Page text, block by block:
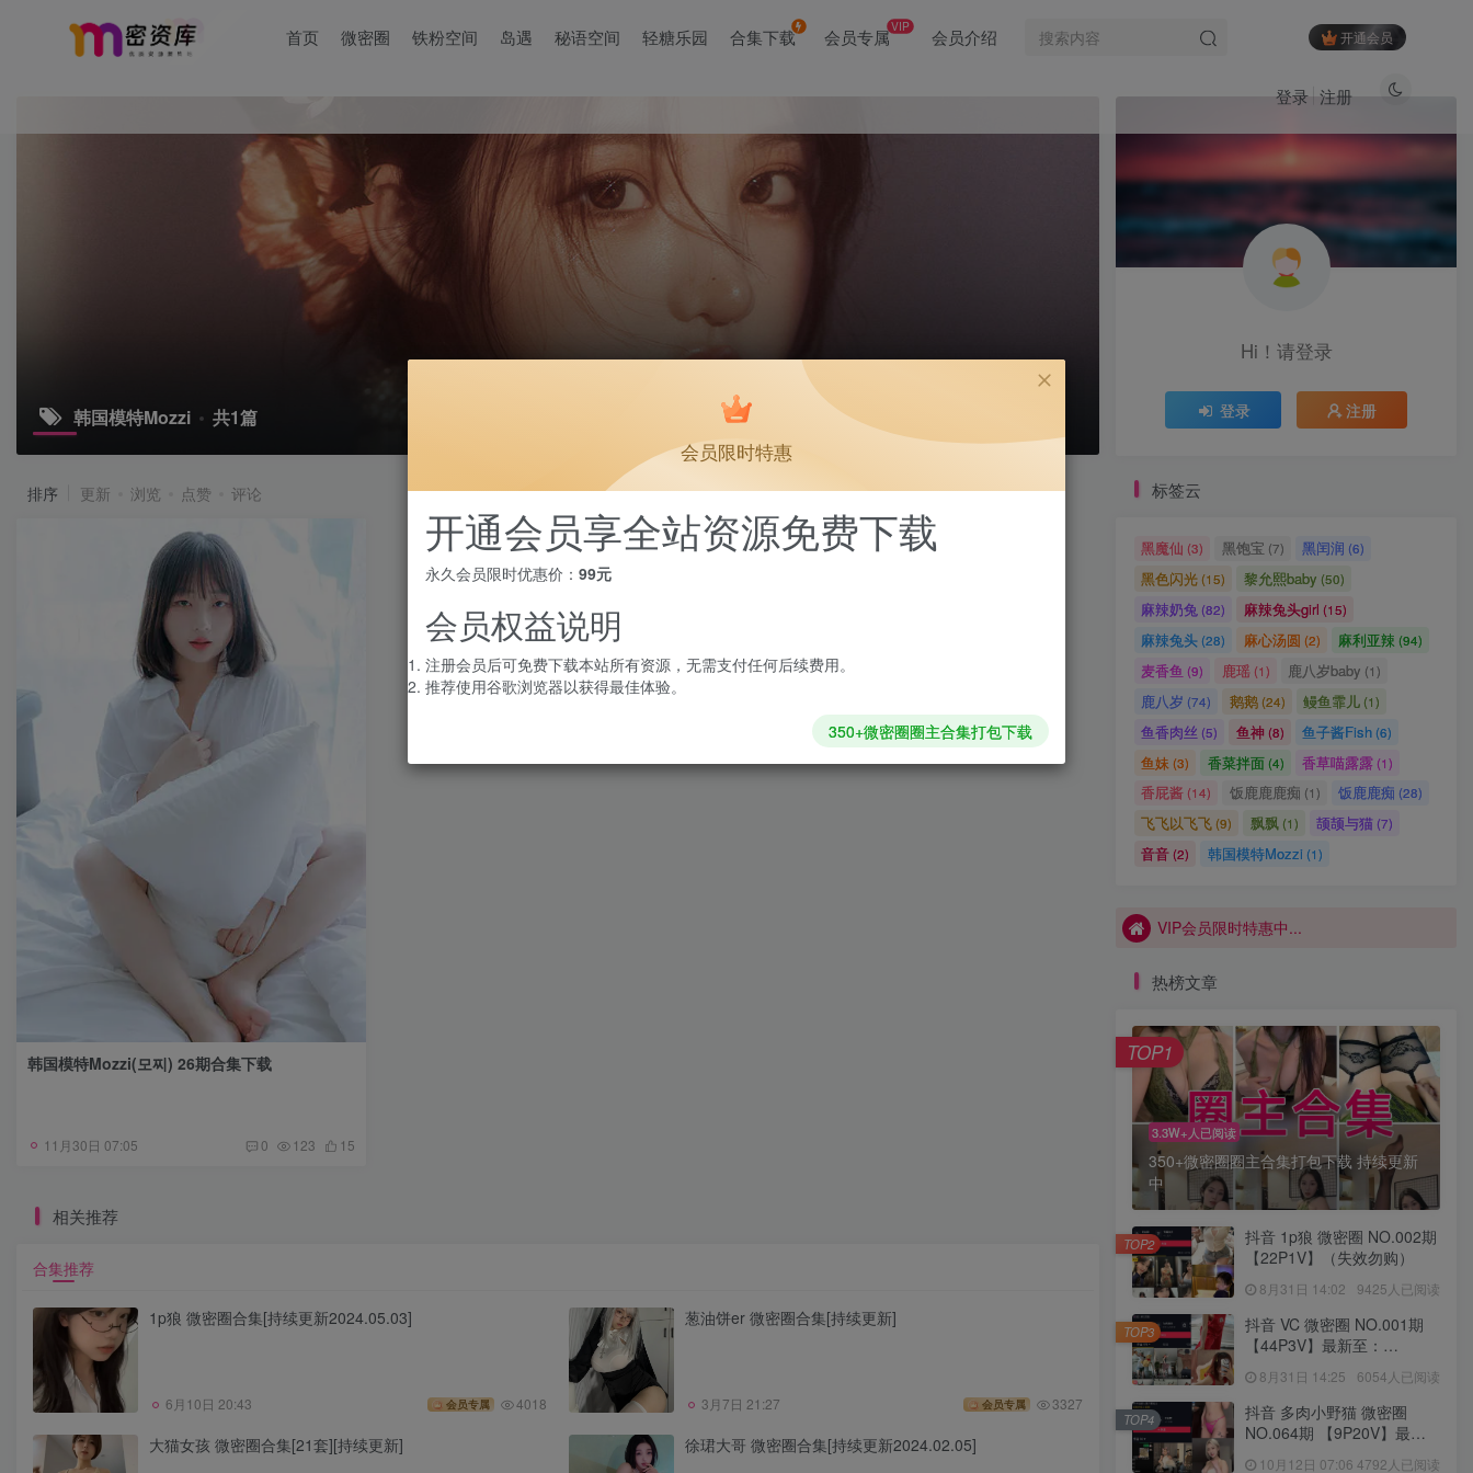
首页 微密圈 铁粉空间 岛遇 秘语空间 轻糖乐园 合集下载 会员专属VIP 会员介绍 开通会员
登录 注册
韩国模特Mozzi 共1篇
排序 更新 浏览 点赞 评论
韩国模特Mozzi(모찌) 26期合集下载
11月30日 07:05 0 123 15
相关推荐
合集推荐
1p狼 微密圈合集[持续更新2024.05.03]
6月10日 20:43 会员专属 4018
葱油饼er 微密圈合集[持续更新]
3月7日 21:27 会员专属 3327
大猫女孩 微密圈合集[21套][持续更新] 徐珺大哥 微密圈合集[持续更新2024.02.05]
(15)
(82) 麻辣兔头girl(15)
麻心汤圆(2)
鹿八岁baby
鱼神 (8) 鱼子酱Fish
(14) 饭鹿鹿鹿痴 饭鹿鹿痴
VIP会员限时特惠中...
Hi！请登录
登录 注册
标签云
黑魔仙 (3) 黑饱宝 (7) 黑闰润 (6)
黑色闪光(15) 黎允熙baby (50)
麻辣奶兔 (82) 麻辣兔头girl (15)
麻辣兔头(28) 麻心汤圆 (2) 麻利亚辣 (94)
麦香鱼 (9) 鹿瑶 (1) 鹿八岁baby (1)
鹿八岁 (74) 鹅鹅(24) 鳗鱼霏儿(1)
鱼香肉丝 (5) 鱼神 (8) 鱼子酱Fish(6)
鱼妹 (3) 香菜拌面(4) 香草喵露露(1)
香屁酱 (14) 饭鹿鹿鹿痴 (1) 饭鹿鹿痴 (28)
飞飞以飞飞(9) 飘飘(1) 颉颉与猫(7)
音音(2) 韩国模特Mozzi (1)
VIP会员限时特惠中...
VIP会员限时特惠中...
热榜文章
3.3W+人已阅读
350+微密圈圈主合集打包下载 持续更新
中
TOP1
抖音 1p狼 微密圈 NO.002期
【22P1V】（失效勿购）
8月31日 14:02 9425人已阅读
TOP2
抖音 VC 微密圈 NO.001期
【44P3V】最新至：
8月31日 14:25 6054人已阅读
TOP3
抖音 多肉小野猫 微密圈
NO.064期 【9P20V】最新
10月12日 07:06 4792人已阅读
TOP4
会员限时特惠
开通会员享全站资源免费下载
永久会员限时优惠价： 99元
会员权益说明
注册会员后可免费下载本站所有资源，无需支付任何后续费用。
推荐使用谷歌浏览器以获得最佳体验。
350+微密圈圈主合集打包下载